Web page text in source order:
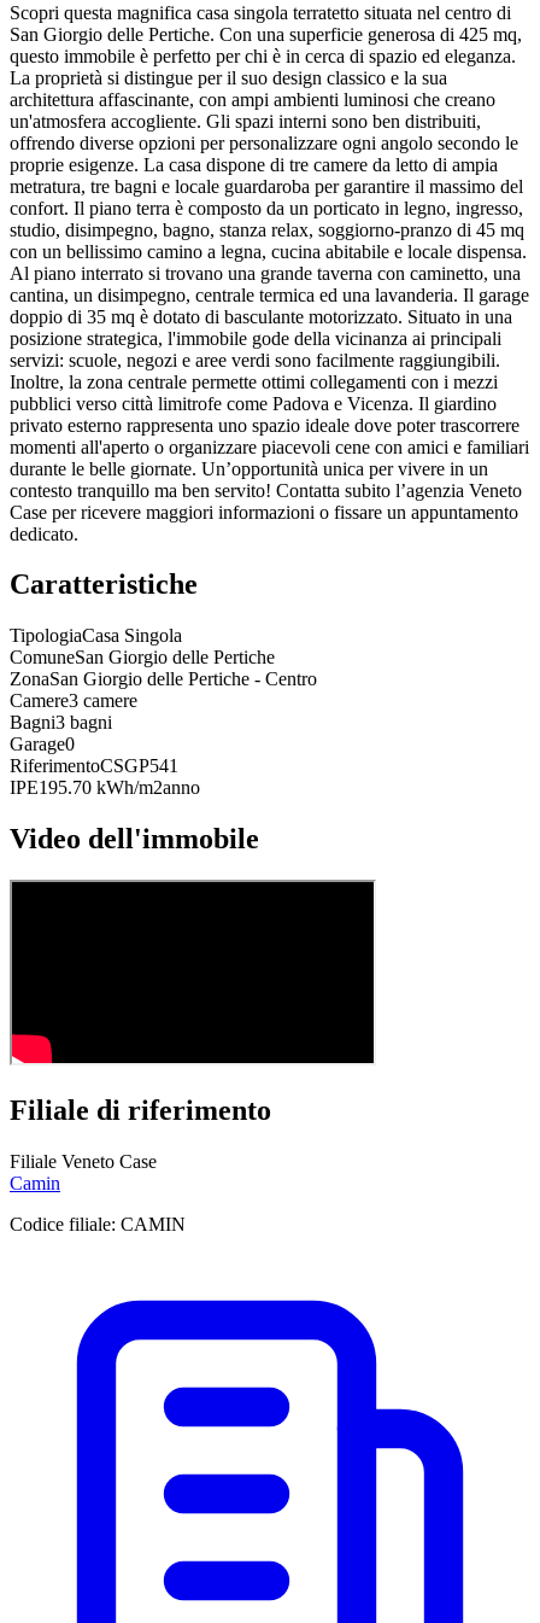
Scopri questa magnifica casa singola terratetto situata nel centro di
San Giorgio delle Pertiche. Con una superficie generosa di 425 mq,
questo immobile è perfetto per chi è in cerca di spazio ed eleganza.
La proprietà si distingue per il suo design classico e la sua
architettura affascinante, con ampi ambienti luminosi che creano
un'atmosfera accogliente. Gli spazi interni sono ben distribuiti,
offrendo diverse opzioni per personalizzare ogni angolo secondo le
proprie esigenze. La casa dispone di tre camere da letto di ampia
metratura, tre bagni e locale guardaroba per garantire il massimo del
confort. Il piano terra è composto da un porticato in legno, ingresso,
studio, disimpegno, bagno, stanza relax, soggiorno-pranzo di 45 mq
con un bellissimo camino a legna, cucina abitabile e locale dispensa.
Al piano interrato si trovano una grande taverna con caminetto, una
cantina, un disimpegno, centrale termica ed una lavanderia. Il garage
doppio di 35 mq è dotato di basculante motorizzato. Situato in una
posizione strategica, l'immobile gode della vicinanza ai principali
servizi: scuole, negozi e aree verdi sono facilmente raggiungibili.
Inoltre, la zona centrale permette ottimi collegamenti con i mezzi
pubblici verso città limitrofe come Padova e Vicenza. Il giardino
privato esterno rappresenta uno spazio ideale dove poter trascorrere
momenti all'aperto o organizzare piacevoli cene con amici e familiari
durante le belle giornate. Un’opportunità unica per vivere in un
contesto tranquillo ma ben servito! Contatta subito l’agenzia Veneto
Case per ricevere maggiori informazioni o fissare un appuntamento
dedicato.
Caratteristiche
TipologiaCasa Singola
ComuneSan Giorgio delle Pertiche
ZonaSan Giorgio delle Pertiche - Centro
Camere3 camere
Bagni3 bagni
Garage0
RiferimentoCSGP541
IPE195.70 kWh/m2anno
Video dell'immobile
Filiale di riferimento
Filiale Veneto Case
Camin
Codice filiale: CAMIN